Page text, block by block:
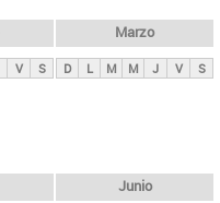
V S
Marzo
D L M M J V S
Junio